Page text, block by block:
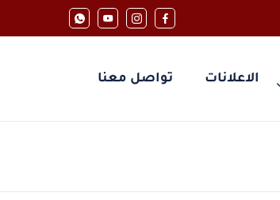
الاعلانات تواصل معنا